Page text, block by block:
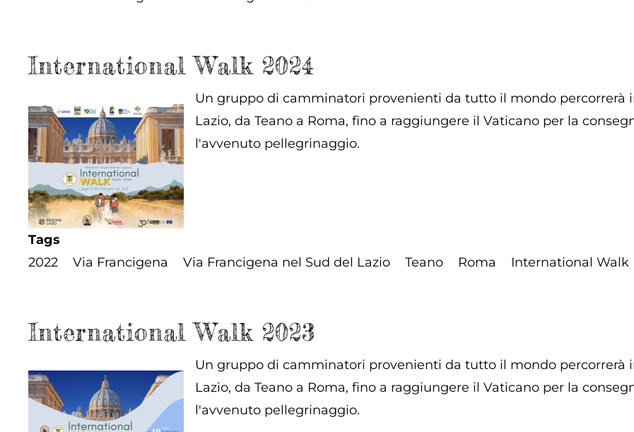
International Walk 2024
Un gruppo di camminatori provenienti da tutto il mondo percorrerà
Lazio, da Teano a Roma, fino a raggiungere il Vaticano per la
l'avvenuto pellegrinaggio.
Tags
2022
Via Francigena Via Francigena nel Sud del Lazio Teano Roma International Walk
International Walk 2023
Un gruppo di camminatori provenienti da tutto il mondo percorrerà
Lazio, da Teano a Roma, fino a raggiungere il Vaticano per la
l'avvenuto pellegrinaggio.